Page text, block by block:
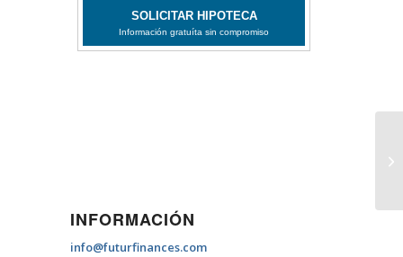
INFORMACIÓN
info@futurfinances.com